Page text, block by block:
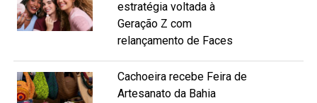
estratégia voltada à
Geração Z com
relançamento de Faces
Cachoeira recebe Feira de
Artesanato da Bahia